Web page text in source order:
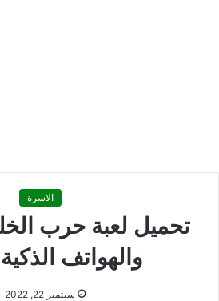
الاسرة
تحميل لعبة حرب
والهواتف الذكية 2022
سبتمبر 22, 2022